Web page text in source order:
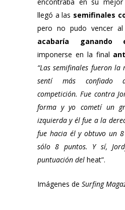
encontraba en su
llegó a las semifinales
pero no pudo vencer al
acabaría
imponerse en la final
“Las semifinales fueron
sentí más confiado
competición. Fue contra
forma y yo cometí un
izquierda y él fue a la
fue hacia él y obtuvo un
sólo 8 puntos. Y sí,
puntuación del heat”.
Imágenes de Surfing